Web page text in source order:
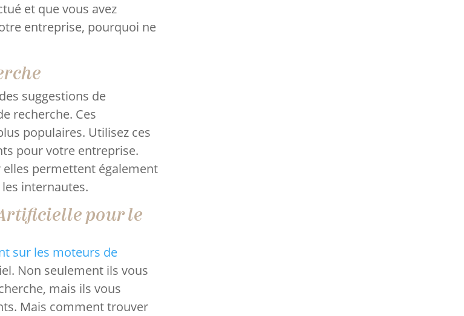
et que vous avez
entreprise, pourquoi ne
suggestions de
recherche. Ces
populaires. Utilisez ces
pour votre entreprise.
permettent également
internautes.
pour le
sur les moteurs de
Non seulement ils vous
mais ils vous
Mais comment trouver